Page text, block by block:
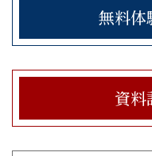
無料体
資料